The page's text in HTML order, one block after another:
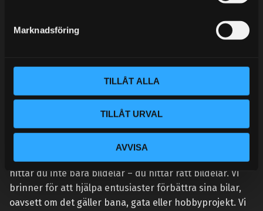
Marknadsföring
TILLÅT ALLA
TILLÅT URVAL
AVVISA
Vi lever och andas prestanda. Hos Street Performance
hittar du inte bara bildelar – du hittar rätt bildelar. Vi
brinner för att hjälpa entusiaster förbättra sina bilar,
oavsett om det gäller bana, gata eller hobbyprojekt. Vi